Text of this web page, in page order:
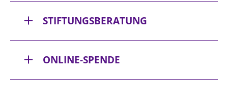
STIFTUNGSBERATUNG
ONLINE-SPENDE